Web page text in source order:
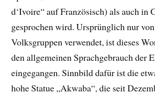
d‘Ivoire“ auf Französisch) als auch in
gesprochen wird. Ursprünglich nur
Volksgruppen verwendet, ist dieses
den allgemeinen Sprachgebrauch der
eingegangen. Sinnbild dafür ist die
hohe Statue „Akwaba“, die seit